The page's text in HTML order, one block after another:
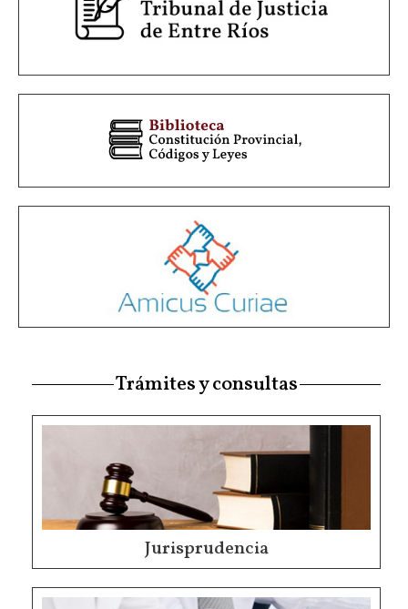
Trámites y consultas
Jurisprudencia